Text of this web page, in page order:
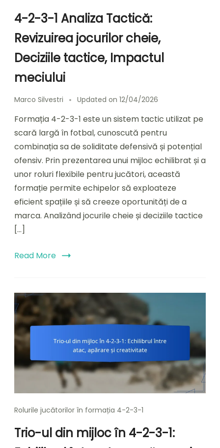
4-2-3-1 Analiza Tactică:
Revizuirea jocurilor cheie,
Deciziile tactice, Impactul
meciului
Marco Silvestri Updated on 12/04/2026
Formația 4-2-3-1 este un sistem tactic utilizat pe
scară largă în fotbal, cunoscută pentru
combinația sa de soliditate defensivă și potențial
ofensiv. Prin prezentarea unui mijloc echilibrat și a
unor roluri flexibile pentru jucători, această
formație permite echipelor să exploateze
eficient spațiile și să creeze oportunități de a
marca. Analizând jocurile cheie și deciziile tactice
[…]
Read More
Rolurile jucătorilor în formația 4-2-3-1
Trio-ul din mijloc în 4-2-3-1: